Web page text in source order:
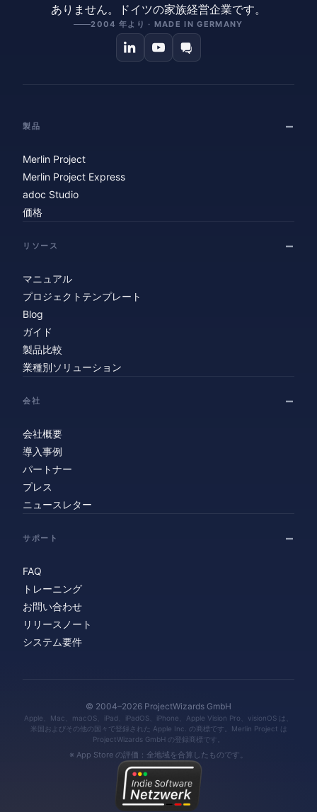
ありません。ドイツの家族経営企業です。
2004 年より · MADE IN GERMANY
製品
Merlin Project
Merlin Project Express
adoc Studio
価格
リソース
マニュアル
プロジェクトテンプレート
Blog
ガイド
製品比較
業種別ソリューション
会社
会社概要
導入事例
パートナー
プレス
ニュースレター
サポート
FAQ
トレーニング
お問い合わせ
リリースノート
システム要件
© 2004–2026 ProjectWizards GmbH
Apple、Mac、macOS、iPad、iPadOS、iPhone、Apple Vision Pro、visionOS は、
米国およびその他の国々で登録された Apple Inc. の商標です。Merlin Project は
ProjectWizards GmbH の登録商標です。
※ App Store の評価：全地域を合算したものです。